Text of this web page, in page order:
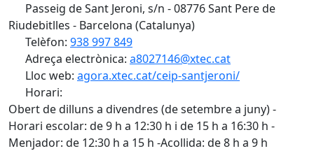
Passeig de Sant Jeroni, s/n - 08776 Sant Pere de
Riudebitlles - Barcelona (Catalunya)
Telèfon: 938 997 849
Adreça electrònica: a8027146@xtec.cat
Lloc web: agora.xtec.cat/ceip-santjeroni/
Horari:
Obert de dilluns a divendres (de setembre a juny) -
Horari escolar: de 9 h a 12:30 h i de 15 h a 16:30 h -
Menjador: de 12:30 h a 15 h -Acollida: de 8 h a 9 h